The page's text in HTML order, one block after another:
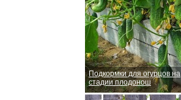
Подкормки для огурцов на
стадии плодонош